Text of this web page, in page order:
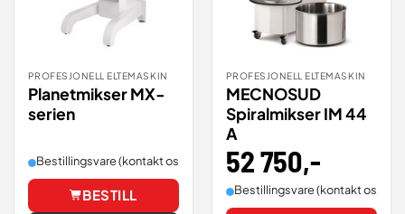
PROFESJONELL ELTEMASKIN
Planetmikser MX-
serien
Bestillingsvare (kontakt oss for leveringstid).
BESTILL
PROFESJONELL ELTEMASKIN
MECNOSUD
Spiralmikser IM 44
A
52 750,-
Bestillingsvare (kontakt oss for